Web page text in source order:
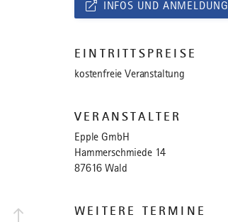
INFOS UND ANMELDUNG
EINTRITTSPREISE
kostenfreie Veranstaltung
VERANSTALTER
Epple GmbH
Hammerschmiede 14
87616 Wald
WEITERE TERMINE